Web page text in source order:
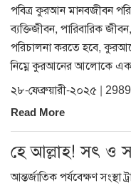
পবিত্র কুরআন মানবজীবন
ব্যক্তিজীবন, পারিবারিক
পরিচালনা করতে হবে,
নিম্নে কুরআনের আলোকে একটি
২৮-ফেব্রুয়ারী-২০২৫ |
Read More
হে আল্লাহ! সৎ ও
আন্তর্জাতিক পর্যবেক্ষণ সংস্থা